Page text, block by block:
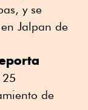
y se
Jalpan de
25
de